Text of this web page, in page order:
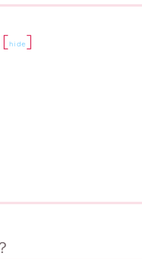
[hide]